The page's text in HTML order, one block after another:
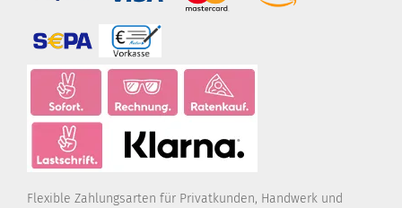
Flexible Zahlungsarten für Privatkunden, Handwerk und